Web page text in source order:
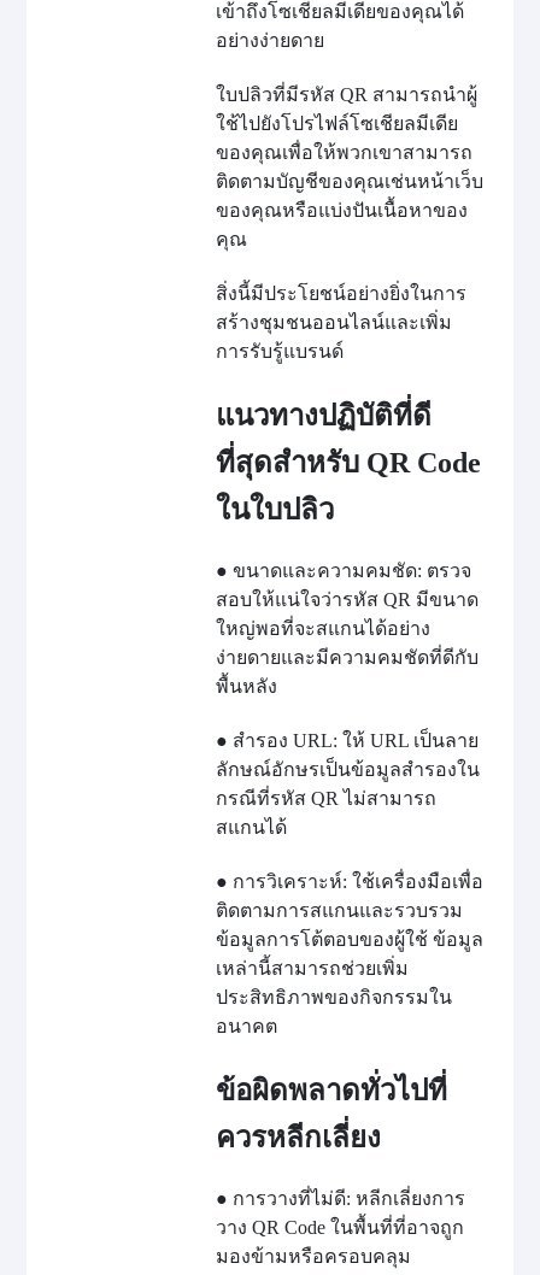
เข้าถึงโซเชียลมีเดียของคุณได้
อย่างง่ายดาย
ใบปลิวที่มีรหัส QR สามารถนำผู้
ใช้ไปยังโปรไฟล์โซเชียลมีเดีย
ของคุณเพื่อให้พวกเขาสามารถ
ติดตามบัญชีของคุณเช่นหน้าเว็บ
ของคุณหรือแบ่งปันเนื้อหาของ
คุณ
สิ่งนี้มีประโยชน์อย่างยิ่งในการ
สร้างชุมชนออนไลน์และเพิ่ม
การรับรู้แบรนด์
แนวทางปฏิบัติที่ดี
ที่สุดสำหรับ QR Code
ในใบปลิว
● ขนาดและความคมชัด: ตรวจ
สอบให้แน่ใจว่ารหัส QR มีขนาด
ใหญ่พอที่จะสแกนได้อย่าง
ง่ายดายและมีความคมชัดที่ดีกับ
พื้นหลัง
● สำรอง URL: ให้ URL เป็นลาย
ลักษณ์อักษรเป็นข้อมูลสำรองใน
กรณีที่รหัส QR ไม่สามารถ
สแกนได้
● การวิเคราะห์: ใช้เครื่องมือเพื่อ
ติดตามการสแกนและรวบรวม
ข้อมูลการโต้ตอบของผู้ใช้ ข้อมูล
เหล่านี้สามารถช่วยเพิ่ม
ประสิทธิภาพของกิจกรรมใน
อนาคต
ข้อผิดพลาดทั่วไปที่
ควรหลีกเลี่ยง
● การวางที่ไม่ดี: หลีกเลี่ยงการ
วาง QR Code ในพื้นที่ที่อาจถูก
มองข้ามหรือครอบคลุม